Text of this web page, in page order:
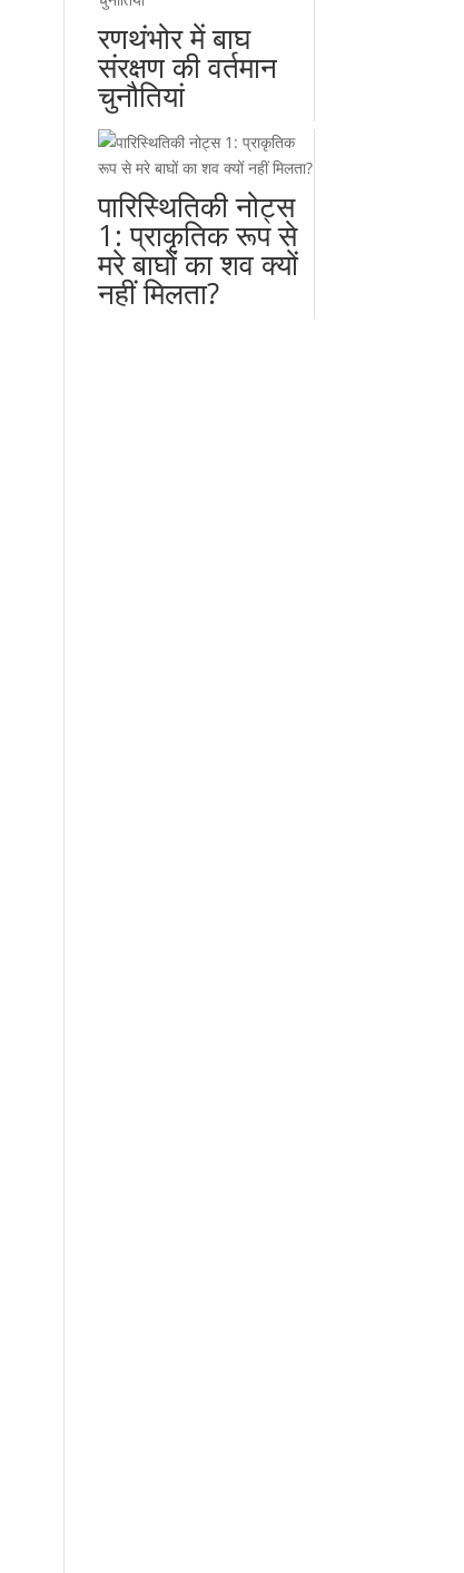
रणथंभोर में बाघ
संरक्षण की वर्तमान
चुनौतियां
पारिस्थितिकी नोट्स
1: प्राकृतिक रूप से
मरे बाघों का शव क्यों
नहीं मिलता?